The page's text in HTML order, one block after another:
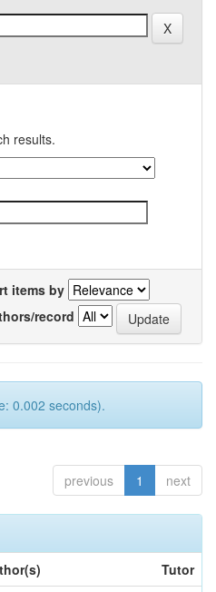
results.
items by
record
0.002 seconds).
previous 1 next
Tutor